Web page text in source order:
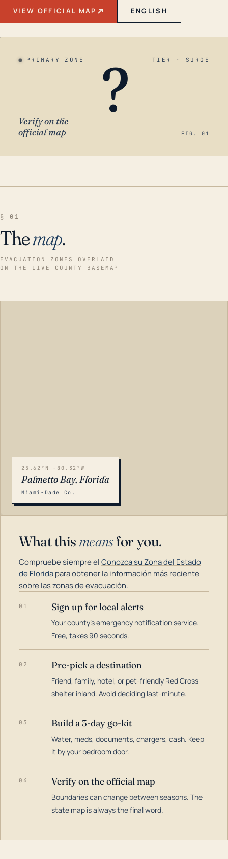
VIEW OFFICIAL MAP ENGLISH
PRIMARY ZONE TIER · SURGE
?
Verify on the
official map
FIG. 01
§ 01
Themap.
EVACUATION ZONES OVERLAID
ON THE LIVE COUNTY BASEMAP
25.62°N -80.32°W
Palmetto Bay, Florida
Miami-Dade Co.
What this meansfor you.
Compruebe siempre elConozca su Zona del Estado
de Floridapara obtener la información más reciente
sobre las zonas de evacuación.
01 Sign up for local alerts
Your county's emergency notification service.
Free, takes 90 seconds.
02 Pre-pick a destination
Friend, family, hotel, or pet-friendly Red Cross
shelter inland. Avoid deciding last-minute.
03 Build a 3-day go-kit
Water, meds, documents, chargers, cash. Keep
it by your bedroom door.
04 Verify on the official map
Boundaries can change between seasons. The
state map is always the final word.